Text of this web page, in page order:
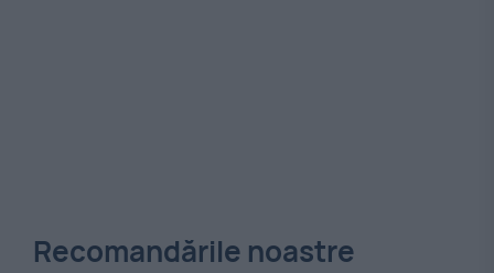
Recomandările noastre